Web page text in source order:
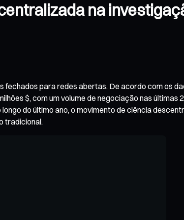
na
para redes abertas. De acordo com os
$, com um volume de negociação nas últimas
do último ano, o movimento de ciência
tradicional.